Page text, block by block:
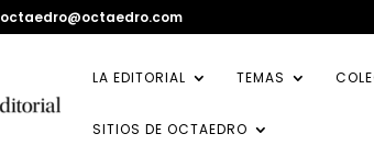
octaedro@octaedro.com
LA EDITORIAL TEMAS
SITIOS DE OCTAEDRO